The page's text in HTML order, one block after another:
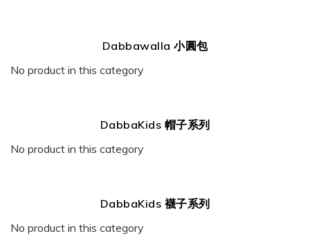
Dabbawalla 小圓包
No product in this category
DabbaKids 帽子系列
No product in this category
DabbaKids 襪子系列
No product in this category